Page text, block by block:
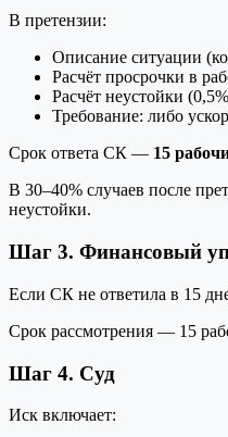
В претензии:
Описание ситуации
Расчёт просрочки в
Расчёт неустойки
Требование: либо
Срок ответа СК — 15
В 30–40% случаев после
неустойки.
Шаг 3. Финансовый
Если СК не ответила в 15
Срок рассмотрения — 15
Шаг 4. Суд
Иск включает: